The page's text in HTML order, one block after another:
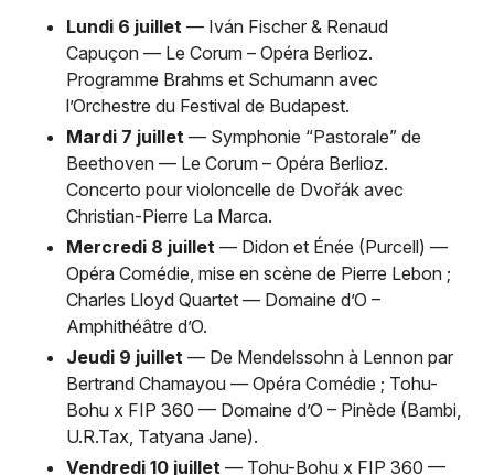
Lundi 6 juillet — Iván Fischer & Renaud
Capuçon — Le Corum – Opéra Berlioz.
Programme Brahms et Schumann avec
l’Orchestre du Festival de Budapest.
Mardi 7 juillet — Symphonie “Pastorale” de
Beethoven — Le Corum – Opéra Berlioz.
Concerto pour violoncelle de Dvořák avec
Christian-Pierre La Marca.
Mercredi 8 juillet — Didon et Énée (Purcell) —
Opéra Comédie, mise en scène de Pierre Lebon ;
Charles Lloyd Quartet — Domaine d’O –
Amphithéâtre d’O.
Jeudi 9 juillet — De Mendelssohn à Lennon par
Bertrand Chamayou — Opéra Comédie ; Tohu-
Bohu x FIP 360 — Domaine d’O – Pinède (Bambi,
U.R.Tax, Tatyana Jane).
Vendredi 10 juillet — Tohu-Bohu x FIP 360 —